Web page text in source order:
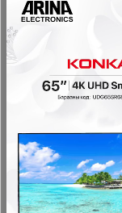
Ashley -
2,468,800₮
740,400₮